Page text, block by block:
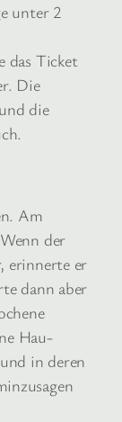
unter 2
das Ticket
Die
die
Am
der
erinnerte er
dann aber
Hau-
in deren